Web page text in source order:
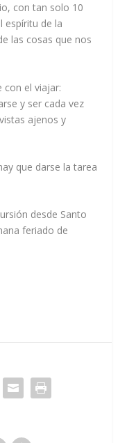
con tan solo 10
espíritu de la
las cosas que nos
con el viajar:
y ser cada vez
ajenos y
que darse la tarea
desde Santo
feriado de